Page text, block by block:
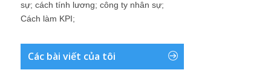
sự; cách tính lương; công ty nhân sự;
Cách làm KPI;
Các bài viết của tôi